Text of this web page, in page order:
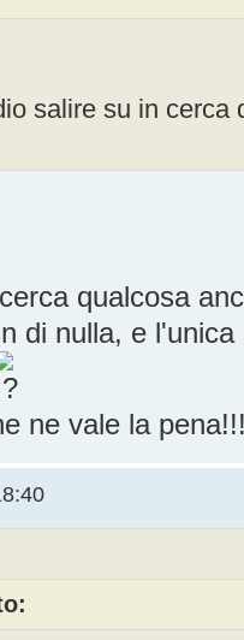
salire su in cerca
qualcosa
di nulla, e
ne vale la